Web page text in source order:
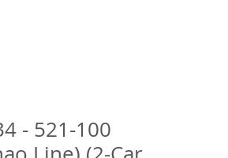
- 521-100